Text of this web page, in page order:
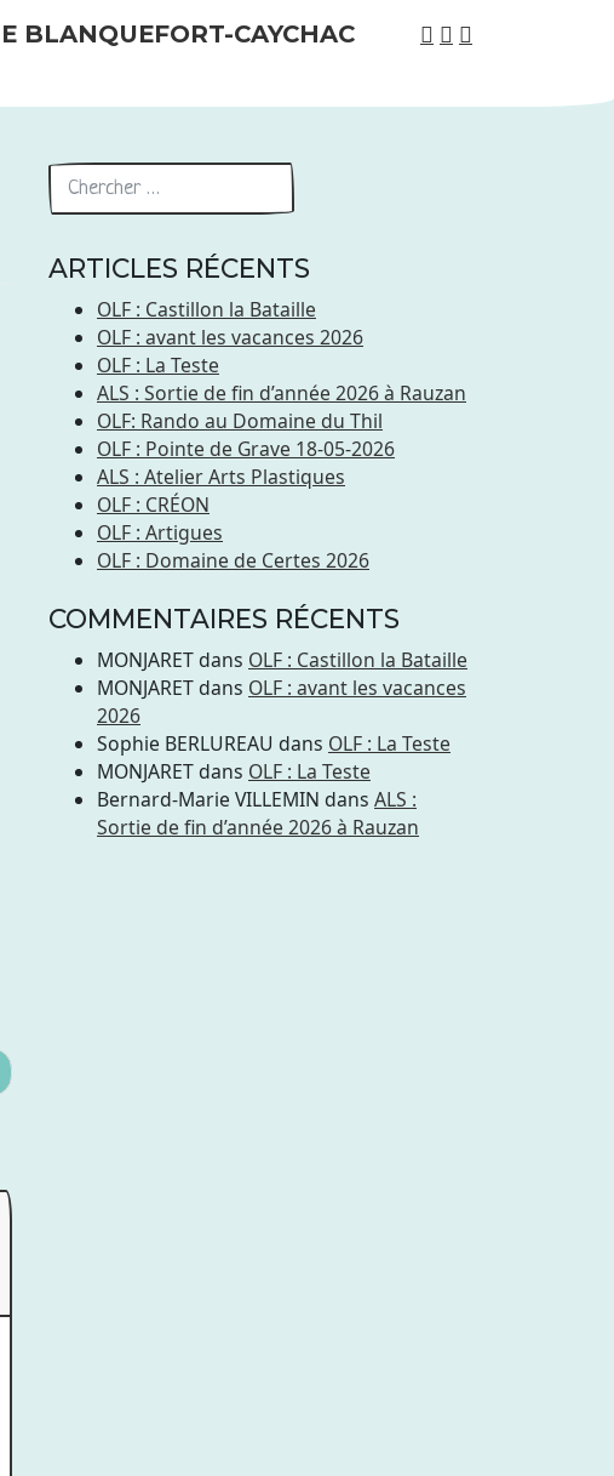
ARTICLES RÉCENTS
OLF : Castillon la Bataille
OLF : avant les vacances 2026
OLF : La Teste
ALS : Sortie de fin d’année 2026 à Rauzan
OLF: Rando au Domaine du Thil
OLF : Pointe de Grave 18-05-2026
ALS : Atelier Arts Plastiques
OLF : CRÉON
OLF : Artigues
OLF : Domaine de Certes 2026
COMMENTAIRES RÉCENTS
MONJARETdans OLF : Castillon la Bataille
MONJARETdans OLF : avant les vacances
2026
Sophie BERLUREAU dans OLF : La Teste
MONJARETdans OLF : La Teste
Bernard-Marie VILLEMIN dans ALS :
Sortie de fin d’année 2026 à Rauzan